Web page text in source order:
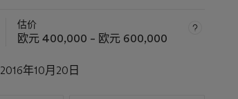
估价
欧元 400,000 – 欧元 600,000
2016年10月20日